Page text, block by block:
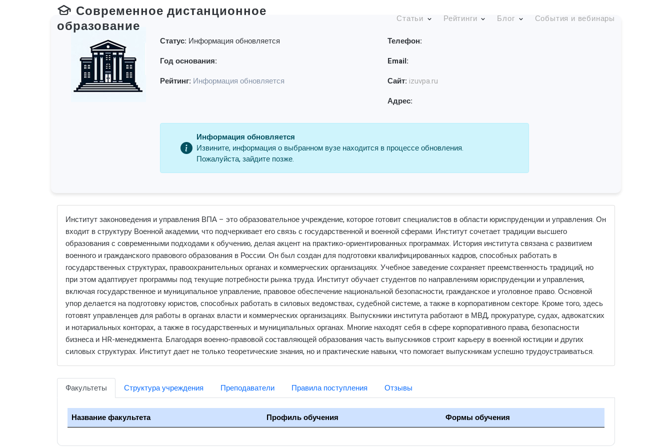
Современное дистанционное
образование
Статьи Рейтинги Блог События и вебинары
Статус: Информация обновляется
Год основания:
Рейтинг: Информация обновляется
Телефон:
Email:
Сайт: izuvpa.ru
Адрес:
Информация обновляется
Извините, информация о выбранном вузе находится в процессе обновления.
Пожалуйста, зайдите позже.
Институт законоведения и управления ВПА – это образовательное учреждение, которое готовит специалистов в области юриспруденции и управления. Он
входит в структуру Военной академии, что подчеркивает его связь с государственной и военной сферами. Институт сочетает традиции высшего
образования с современными подходами к обучению, делая акцент на практико-ориентированных программах. История института связана с развитием
военного и гражданского правового образования в России. Он был создан для подготовки квалифицированных кадров, способных работать в
государственных структурах, правоохранительных органах и коммерческих организациях. Учебное заведение сохраняет преемственность традиций, но
при этом адаптирует программы под текущие потребности рынка труда. Институт обучает студентов по направлениям юриспруденции и управления,
включая государственное и муниципальное управление, правовое обеспечение национальной безопасности, гражданское и уголовное право. Основной
упор делается на подготовку юристов, способных работать в силовых ведомствах, судебной системе, а также в корпоративном секторе. Кроме того, здесь
готовят управленцев для работы в органах власти и коммерческих организациях. Выпускники института работают в МВД, прокуратуре, судах, адвокатских
и нотариальных конторах, а также в государственных и муниципальных органах. Многие находят себя в сфере корпоративного права, безопасности
бизнеса и HR-менеджмента. Благодаря военно-правовой составляющей образования часть выпускников строит карьеру в военной юстиции и других
силовых структурах. Институт дает не только теоретические знания, но и практические навыки, что помогает выпускникам успешно трудоустраиваться.
Факультеты Структура учреждения Преподаватели Правила поступления Отзывы
Название факультета Профиль обучения Формы обучения